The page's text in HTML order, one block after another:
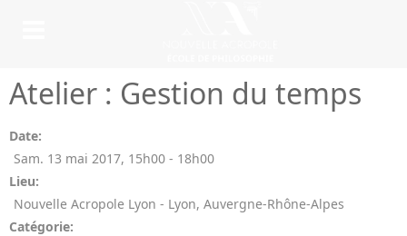
Atelier : Gestion du temps
Date:
Sam. 13 mai 2017, 15h00 - 18h00
Lieu:
Nouvelle Acropole Lyon - Lyon, Auvergne-Rhône-Alpes
Catégorie: